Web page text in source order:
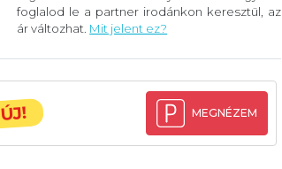
foglalod le a partner irodánkon keresztül, az
ár változhat. Mit jelent ez?
ÚJ! MEGNÉZEM